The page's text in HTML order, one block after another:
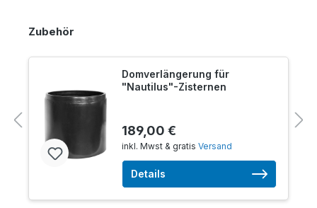
Zubehör
Domverlängerung für
"Nautilus"-Zisternen
189,00 €
inkl. Mwst & gratis Versand
Details